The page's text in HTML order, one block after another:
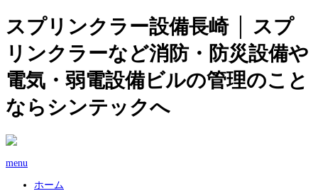
スプリンクラー設備長崎 │ スプ
リンクラーなど消防・防災設備や
電気・弱電設備ビルの管理のこと
ならシンテックへ
menu
ホーム